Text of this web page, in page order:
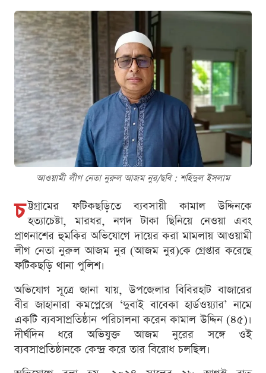
আওয়ামী লীগ নেতা নুরুল আজম নুর/ছবি : শ‌হিদুল ইসলাম
চ ট্টগ্রামের ফটিকছড়িতে ব্যবসায়ী কামাল উদ্দিনকে
হত্যাচেষ্টা, মারধর, নগদ টাকা ছিনিয়ে নেওয়া এবং
প্রাণনাশের হুমকির অভিযোগে দায়ের করা মামলায় আওয়ামী
লীগ নেতা নুরুল আজম নুর (আজম নুর)কে গ্রেপ্তার করেছে
ফটিকছড়ি থানা পুলিশ।
অভিযোগ সূত্রে জানা যায়, উপজেলার বিবিরহাট বাজারের
বীর জাহানারা কমপ্লেক্সে ‘দুবাই বাবেকা হার্ডওয়্যার’ নামে
একটি ব্যবসাপ্রতিষ্ঠান পরিচালনা করেন কামাল উদ্দিন (৪৫)।
দীর্ঘদিন ধরে অভিযুক্ত আজম নুরের সঙ্গে ওই
ব্যবসাপ্রতিষ্ঠানকে কেন্দ্র করে তার বিরোধ চলছিল।